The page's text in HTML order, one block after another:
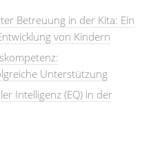
Betreuung in der Kita: Ein
von Kindern
Unterstützung
Intelligenz (EQ) in der